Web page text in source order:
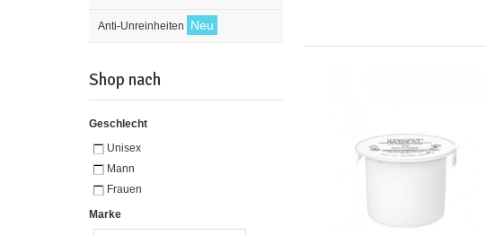
Anti-Unreinheiten Neu
Shop nach
Geschlecht
Unisex
Mann
Frauen
Marke